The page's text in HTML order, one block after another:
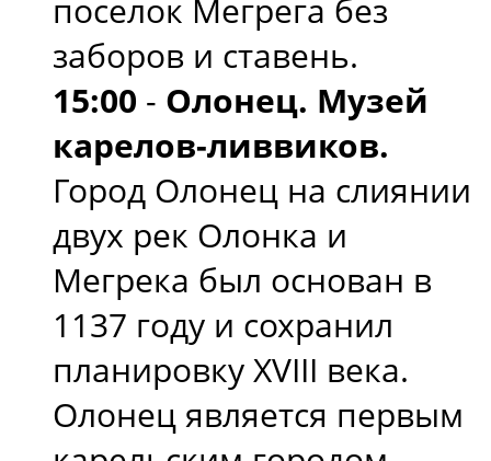
поселок Мегрега без
заборов и ставень.
15:00 - Олонец. Музей
карелов-ливвиков.
Город Олонец на слиянии
двух рек Олонка и
Мегрека был основан в
1137 году и сохранил
планировку XVIII века.
Олонец является первым